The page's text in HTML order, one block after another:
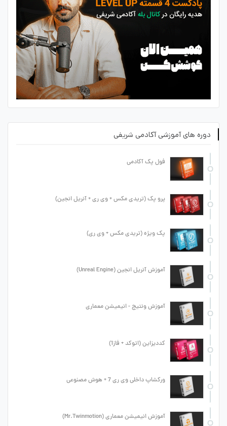
دوره های آموزشی آکادمی شریفی
فول پک آکادمی
پرو پک (تریدی مکس + وی ری + آنریل انجین)
پک ویژه (تریدی مکس + وی ری)
آموزش آنریل انجین (Unreal Engine)
آموزش ونتیج - انیمیشن معماری
کددیزاین (اتوکد + فاز1)
ورکشاپ داخلی وی ری 7 + هوش مصنوعی
آموزش انیمیشن معماری (Mr.Twinmotion)